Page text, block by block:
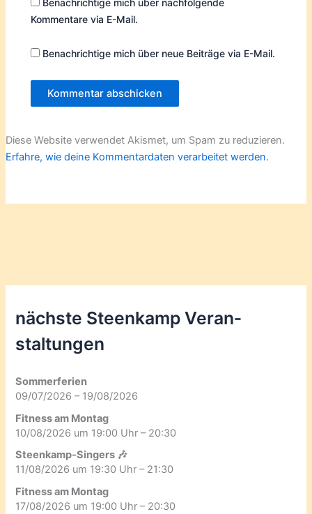
Kommentare via E-Mail.
Benachrichtige mich über neue Beiträge via E-Mail.
Diese Website verwendet Akismet, um Spam zu reduzieren.
Erfahre, wie deine Kommentardaten verarbeitet werden.
nächste Steenkamp Veran­
staltungen
Sommerferien
09/07/2026 – 19/08/2026
Fitness am Montag
10/08/2026 um 19:00 Uhr – 20:30
Steenkamp-Singers 🎶
11/08/2026 um 19:30 Uhr – 21:30
Fitness am Montag
17/08/2026 um 19:00 Uhr – 20:30